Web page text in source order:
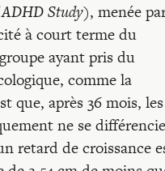
Study), menée
à court terme du
ayant pris du
comme la
que, après 36 mois, les
ne se
retard de croissance